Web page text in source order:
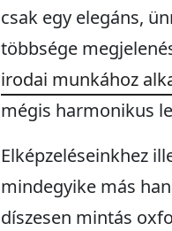
csak egy elegáns,
többsége
irodai munkához
mégis harmonikus
Elképzeléseinkhez
mindegyike más
díszesen mintás